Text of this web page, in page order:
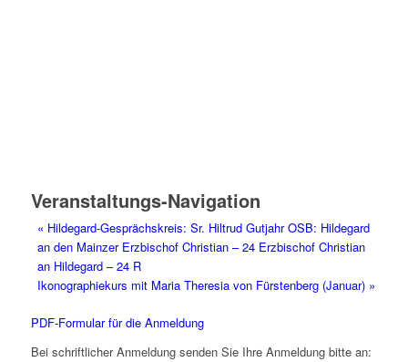
Veranstaltungs-Navigation
« Hildegard-Gesprächskreis: Sr. Hiltrud Gutjahr OSB: Hildegard
an den Mainzer Erzbischof Christian – 24 Erzbischof Christian
an Hildegard – 24 R
Ikonographiekurs mit Maria Theresia von Fürstenberg (Januar) »
PDF-Formular für die Anmeldung
Bei schriftlicher Anmeldung senden Sie Ihre Anmeldung bitte an: